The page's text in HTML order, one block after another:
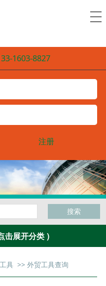
1603-8827
注册
搜索
击展开分类 )
具>> 外贸工具查询